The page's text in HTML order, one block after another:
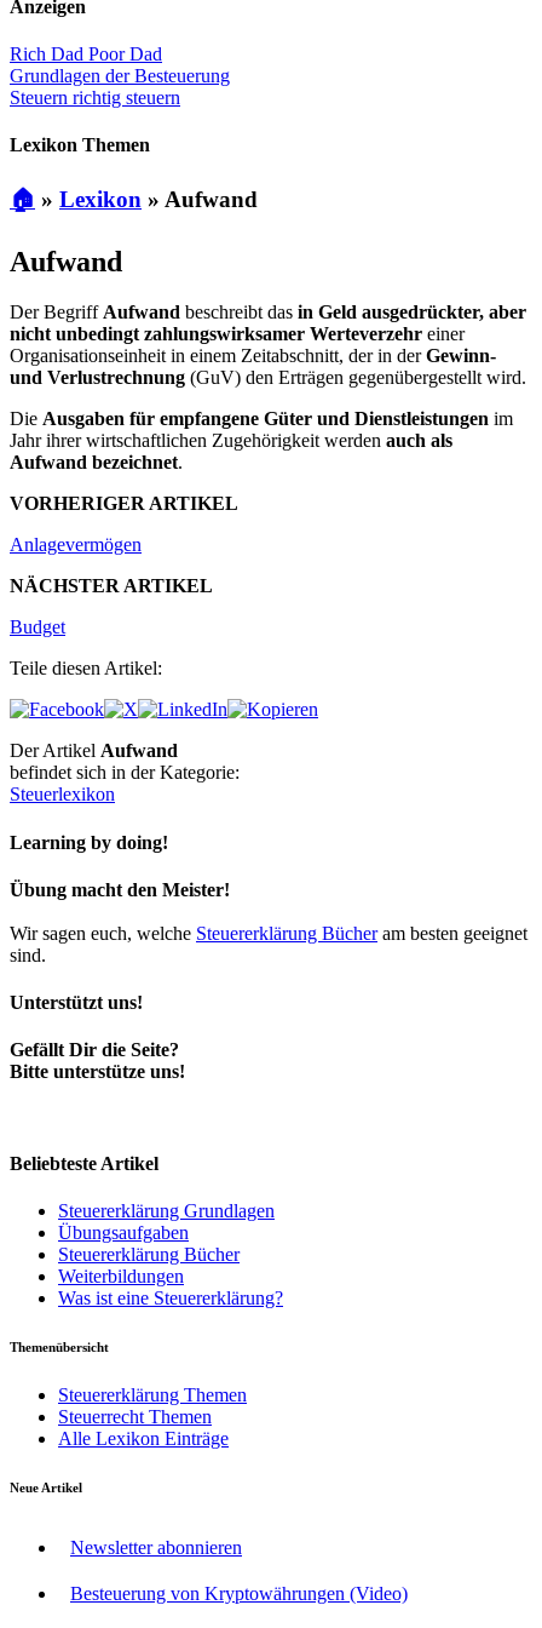
Anzeigen
Rich Dad Poor Dad
Grundlagen der Besteuerung
Steuern richtig steuern
Lexikon Themen
🏠 » Lexikon » Aufwand
Aufwand
Der BegriffAufwand beschreibt das in Geld ausgedrückter, aber
nicht unbedingt zahlungswirksamer Werteverzehr einer
Organisationseinheit in einem Zeitabschnitt, der in derGewinn-
und Verlustrechnung (GuV) den Erträgen gegenübergestellt wird.
Die Ausgaben für empfangene Güter und Dienstleistungen im
Jahr ihrer wirtschaftlichen Zugehörigkeit werden auch als
Aufwand bezeichnet.
VORHERIGER ARTIKEL
Anlagevermögen
NÄCHSTER ARTIKEL
Budget
Teile diesen Artikel:
Der Artikel Aufwand
befindet sich in der Kategorie:
Steuerlexikon
Learning by doing!
Übung macht den Meister!
Wir sagen euch, welche Steuererklärung Bücheram besten geeignet
sind.
Unterstützt uns!
Gefällt Dir die Seite?
Bitte unterstütze uns!
Beliebteste Artikel
Steuererklärung Grundlagen
Übungsaufgaben
Steuererklärung Bücher
Weiterbildungen
Was ist eine Steuererklärung?
Themenübersicht
Steuererklärung Themen
Steuerrecht Themen
Alle Lexikon Einträge
Neue Artikel
Newsletter abonnieren
Besteuerung von Kryptowährungen (Video)